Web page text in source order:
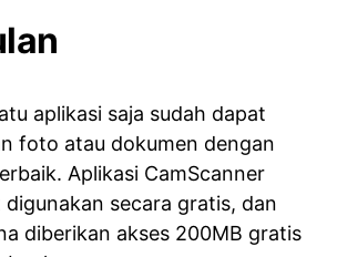
aplikasi saja sudah dapat
foto atau dokumen dengan
Aplikasi CamScanner
secara gratis, dan
diberikan akses 200MB gratis